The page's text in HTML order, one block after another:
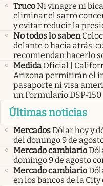
TrucoNi vinagre ni
eliminar el sarro
y evitar reducir la
No todos lo saben
delante o hacia atrás:
recomiendan hacerlo
Medida Oficial |
Arizona permitirán el
pasaporte ni visa
un Formulario DSP-150
Últimas noticias
MercadosDólar hoy y
del domingo 9 de
Mercado cambiario
domingo 9 de agosto
Mercado cambiario
en los bancos de la